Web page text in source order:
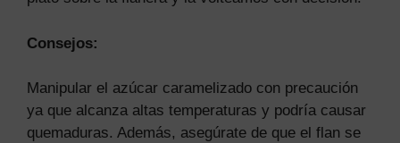
Consejos:
Manipular el azúcar caramelizado con precaución
ya que alcanza altas temperaturas y podría causar
quemaduras. Además, asegúrate de que el flan se